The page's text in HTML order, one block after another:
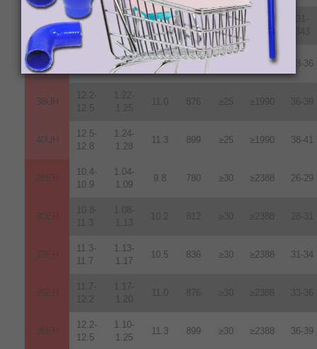
33UH
11.3-
11.7
1.13-
1.17
10.7 852 ≥25 ≥1990
31-
343
35UH
1.18-
1.22
10.8 ≥1990 33-36
38UH
12.2-
12.5
1.22-
1.25
11.0 876 ≥25 ≥1990 36-39
40UH
12.5-
12.8
1.24-
1.28
11.3 899 ≥25 ≥1990 38-41
28EH
10.4-
10.9
1.04-
1.09
9.8 780 ≥30 ≥2388 26-29
30EH
10.8-
11.3
1.08-
1.13
10.2 812 ≥30 ≥2388 28-31
33EH
11.3-
11.7
1.13-
1.17
10.5 836 ≥30 ≥2388 31-34
35EH
11.7-
12.2
1.17-
1.20
11.0 876 ≥30 ≥2388 33-36
38EH
12.2-
12.5
1.10-
1.25
11.3 899 ≥30 ≥2388 36-39